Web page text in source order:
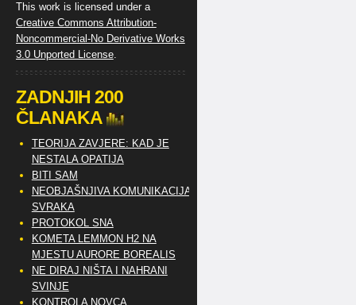
This work is licensed under a
Creative Commons Attribution-
Noncommercial-No Derivative Works
3.0 Unported License.
ZADNJIH 200
ČLANAKA
TEORIJA ZAVJERE: KAD JE
NESTALA OPATIJA
BITI SAM
NEOBJAŠNJIVA KOMUNIKACIJA
SVRAKA
PROTOKOL SNA
KOMETA LEMMON H2 NA
MJESTU AURORE BOREALIS
NE DIRAJ NIŠTA I NAHRANI
SVINJE
KONTROLA NOVCA